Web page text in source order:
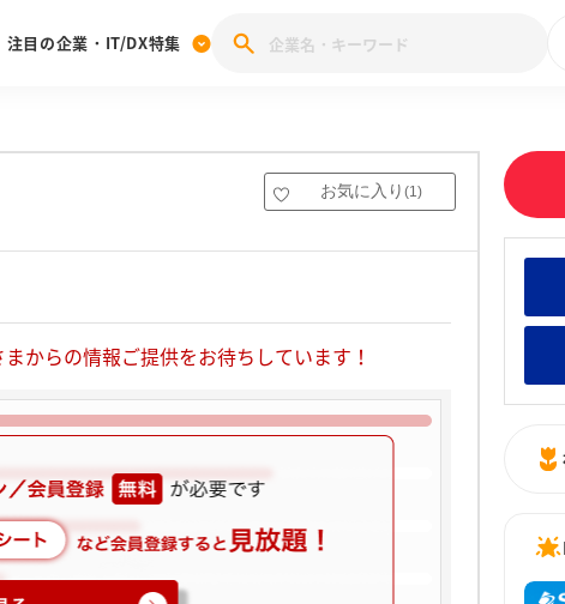
卒] 本選考体験記投稿キャンペーン
みんなの新卒就職人気企業
注目の企業・IT/DX特集
卒 IT・DX企業特集 27卒 IT・DX企業特集 28卒 IT・DX現場社員イ
お気に入り (1)
からの情報ご提供をお待ちしています！